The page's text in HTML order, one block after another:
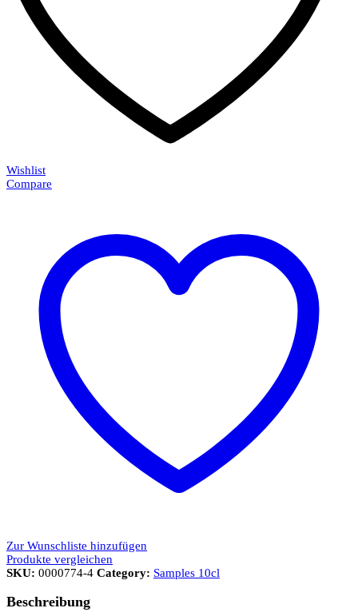
Wishlist
Compare
Zur Wunschliste hinzufügen
Produkte vergleichen
SKU: 0000774-4 Category: Samples 10cl
Beschreibung